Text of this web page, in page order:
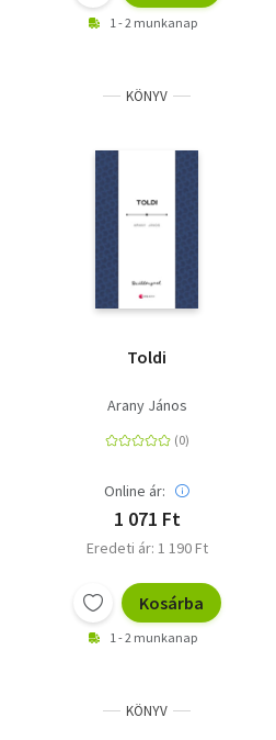
1 - 2 munkanap
KÖNYV
Toldi
Arany János
Online ár:
1 071 Ft
Eredeti ár: 1 190 Ft
Kosárba
1 - 2 munkanap
KÖNYV